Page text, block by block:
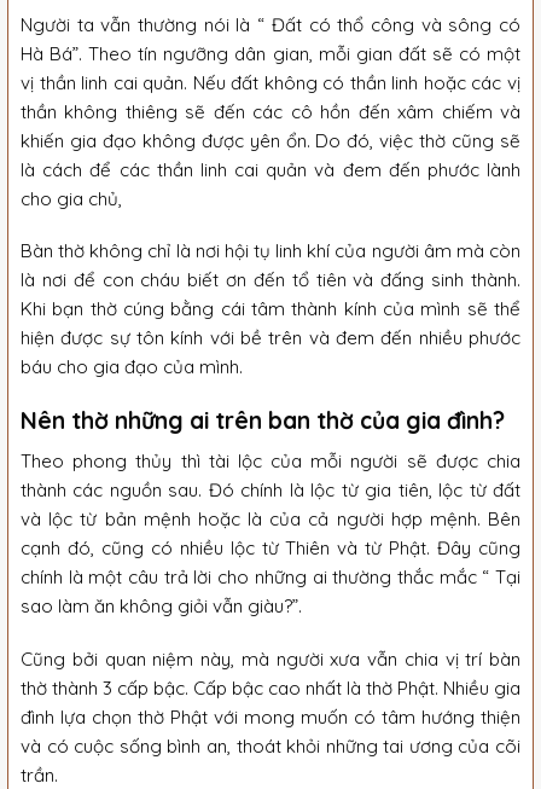
Người ta vẫn thường nói là “ Đất có thổ công và sông có
Hà Bá”. Theo tín ngưỡng dân gian, mỗi gian đất sẽ có một
vị thần linh cai quản. Nếu đất không có thần linh hoặc các vị
thần không thiêng sẽ đến các cô hồn đến xâm chiếm và
khiến gia đạo không được yên ổn. Do đó, việc thờ cũng sẽ
là cách để các thần linh cai quản và đem đến phước lành
cho gia chủ,
Bàn thờ không chỉ là nơi hội tụ linh khí của người âm mà còn
là nơi để con cháu biết ơn đến tổ tiên và đấng sinh thành.
Khi bạn thờ cúng bằng cái tâm thành kính của mình sẽ thể
hiện được sự tôn kính với bề trên và đem đến nhiều phước
báu cho gia đạo của mình.
Nên thờ những ai trên ban thờ của gia đình?
Theo phong thủy thì tài lộc của mỗi người sẽ được chia
thành các nguồn sau. Đó chính là lộc từ gia tiên, lộc từ đất
và lộc từ bản mệnh hoặc là của cả người hợp mệnh. Bên
cạnh đó, cũng có nhiều lộc từ Thiên và từ Phật. Đây cũng
chính là một câu trả lời cho những ai thường thắc mắc “ Tại
sao làm ăn không giỏi vẫn giàu?”.
Cũng bởi quan niệm này, mà người xưa vẫn chia vị trí bàn
thờ thành 3 cấp bậc. Cấp bậc cao nhất là thờ Phật. Nhiều gia
đình lựa chọn thờ Phật với mong muốn có tâm hướng thiện
và có cuộc sống bình an, thoát khỏi những tai ương của cõi
trần.